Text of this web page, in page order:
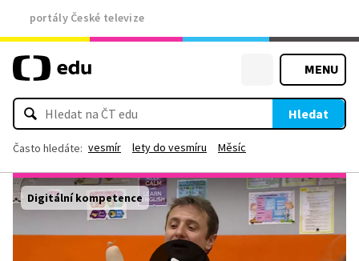
portály České televize
MENU
Hledat
Často hledáte: vesmír lety do vesmíru Měsíc
Digitální kompetence